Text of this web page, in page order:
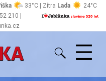
210 |
33°C | Zítra Lada 24°C